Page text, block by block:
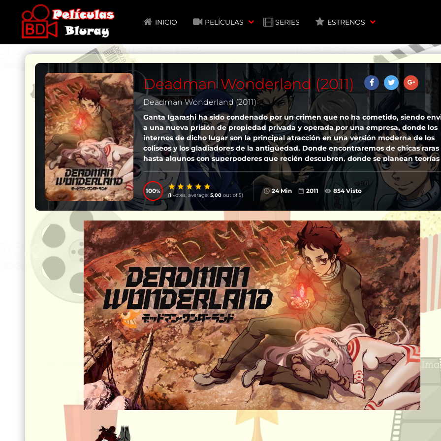
INICIO PELÍCULAS SERIES ESTRENOS
Deadman Wonderland (2011)
Deadman Wonderland (2011)
Ganta Igarashi ha sido condenado por un crimen que no ha cometido, siendo
a una nueva prisión de propiedad privada y operada por una empresa, donde los
internos de dicho lugar son la principal atracción en una versión moderna de los
coliseos y los gladiadores de la antigüedad. Donde encontraremos de chicas raras
hasta algunos con superpoderes que recién descubren, donde se planean
conspiración contra el lugar que los priva de su libertad…
100
(1votes, average: 5,00 out of 5)
24 Min 2011 854 Visto